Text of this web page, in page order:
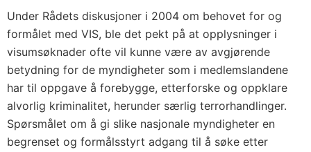
Under Rådets diskusjoner i 2004 om behovet for og
formålet med VIS, ble det pekt på at opplysninger i
visumsøknader ofte vil kunne være av avgjørende
betydning for de myndigheter som i medlemslandene
har til oppgave å forebygge, etterforske og oppklare
alvorlig kriminalitet, herunder særlig terrorhandlinger.
Spørsmålet om å gi slike nasjonale myndigheter en
begrenset og formålsstyrt adgang til å søke etter